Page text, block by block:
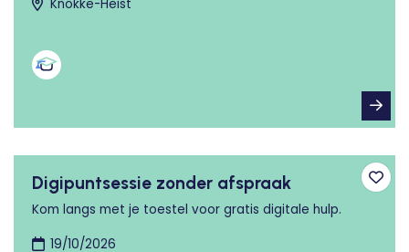
Knokke-Heist
Digipuntsessie zonder afspraak
Kom langs met je toestel voor gratis digitale hulp.
19/10/2026